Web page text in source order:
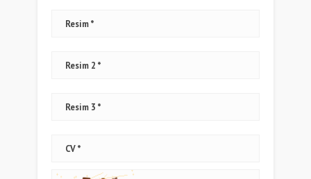
Resim
Resim 2
Resim 3
CV